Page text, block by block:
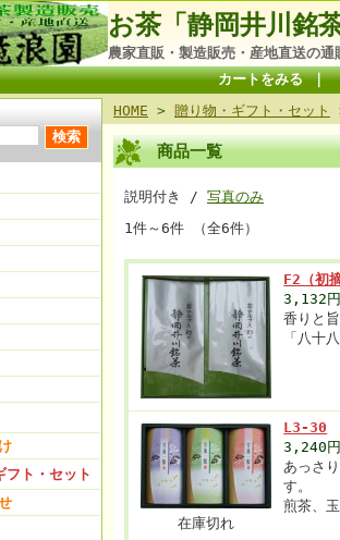
お茶「静岡井川銘
農家直販・製造販売・産地直送の通
カートをみる｜
フト・セット
HOME > 贈り物・ギフト・セット
商品一覧
説明付き / 写真のみ
1件～6件 （全6件）
F2（初
3,132
香りと
「八十
在庫切れ
L3-30
3,240
あっさ
す。
煎茶、